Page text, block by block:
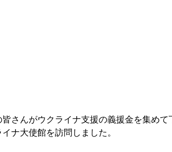
さんがウクライナ支援の義援金を集めて
ナ大使館を訪問しました。